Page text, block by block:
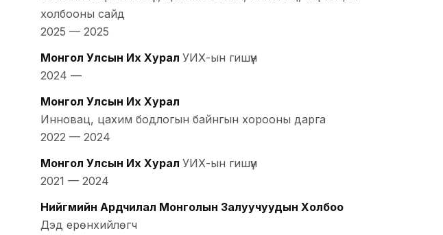
холбооны сайд
2025 — 2025
Монгол Улсын Их Хурал УИХ-ын гишүүн
2024 —
Монгол Улсын Их Хурал
Инновац, цахим бодлогын байнгын хорооны дарга
2022 — 2024
Монгол Улсын Их Хурал УИХ-ын гишүүн
2021 — 2024
Нийгмийн Ардчилал Монголын Залуучуудын Холбоо
Дэд ерөнхийлөгч